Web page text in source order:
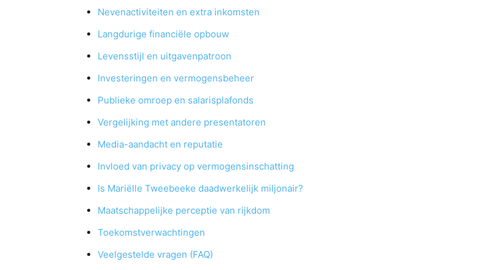
Nevenactiviteiten en extra inkomsten
Langdurige financiële opbouw
Levensstijl en uitgavenpatroon
Investeringen en vermogensbeheer
Publieke omroep en salarisplafonds
Vergelijking met andere presentatoren
Media-aandacht en reputatie
Invloed van privacy op vermogensinschatting
Is Mariëlle Tweebeeke daadwerkelijk miljonair?
Maatschappelijke perceptie van rijkdom
Toekomstverwachtingen
Veelgestelde vragen (FAQ)